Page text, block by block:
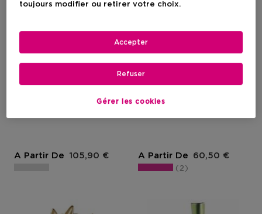
Flower By Kenzo
Flower Ikebana Indigo Eau
A Partir De Prix du produit
105,90 €
Kenzo Amour
Eau De Parfum
A Partir De Prix du produit
60,50 €
2
toujours modifier ou retirer votre choix.
Gérer les cookies
Refuser
Accepter